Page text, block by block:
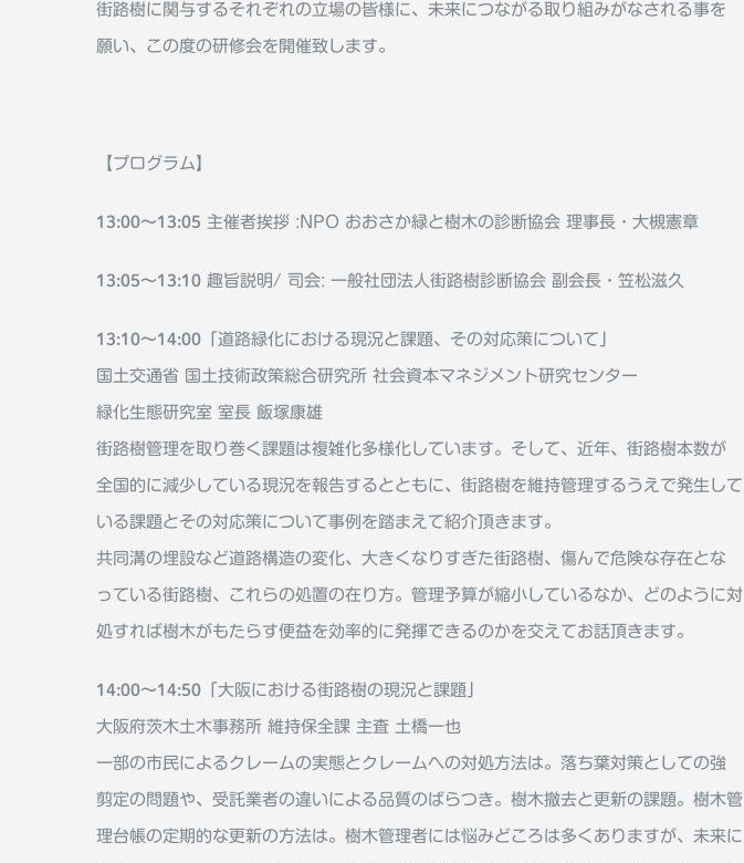
街路樹に関与するそれぞれの立場の皆様に、未来につながる取り組みがなされる事を
願い、この度の研修会を開催致します。
【プログラム】
13:00〜13:05 主催者挨拶 :NPO おおさか緑と樹木の診断協会 理事⻑・大槻憲章
13:05〜13:10 趣旨説明/ 司会: 一般社団法人街路樹診断協会 副会⻑・笠松滋久
13:10〜14:00 「道路緑化における現況と課題、その対応策について」
国土交通省 国土技術政策総合研究所 社会資本マネジメント研究センター
緑化生態研究室 室⻑ 飯塚康雄
街路樹管理を取り巻く課題は複雑化多様化しています。そして、近年、街路樹本数が
全国的に減少している現況を報告するとともに、街路樹を維持管理するうえで発生して
いる課題とその対応策について事例を踏まえて紹介頂きます。
共同溝の埋設など道路構造の変化、大きくなりすぎた街路樹、傷んで危険な存在とな
っている街路樹、これらの処置の在り方。管理予算が縮小しているなか、どのように対
処すれば樹木がもたらす便益を効率的に発揮できるのかを交えてお話頂きます。
14:00〜14:50 「大阪における街路樹の現況と課題」
大阪府茨木土木事務所 維持保全課 主査 土橋一也
一部の市⺠によるクレームの実態とクレームへの対処方法は。落ち葉対策としての強
剪定の問題や、受託業者の違いによる品質のばらつき。樹木撤去と更新の課題。樹木管
理台帳の定期的な更新の方法は。樹木管理者には悩みどころは多くありますが、未来に